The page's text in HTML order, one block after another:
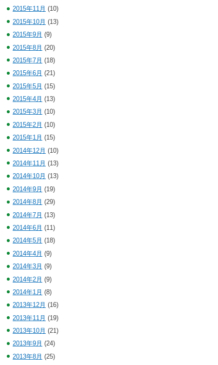
2015年11月 (10)
2015年10月 (13)
2015年9月 (9)
2015年8月 (20)
2015年7月 (18)
2015年6月 (21)
2015年5月 (15)
2015年4月 (13)
2015年3月 (10)
2015年2月 (10)
2015年1月 (15)
2014年12月 (10)
2014年11月 (13)
2014年10月 (13)
2014年9月 (19)
2014年8月 (29)
2014年7月 (13)
2014年6月 (11)
2014年5月 (18)
2014年4月 (9)
2014年3月 (9)
2014年2月 (9)
2014年1月 (8)
2013年12月 (16)
2013年11月 (19)
2013年10月 (21)
2013年9月 (24)
2013年8月 (25)